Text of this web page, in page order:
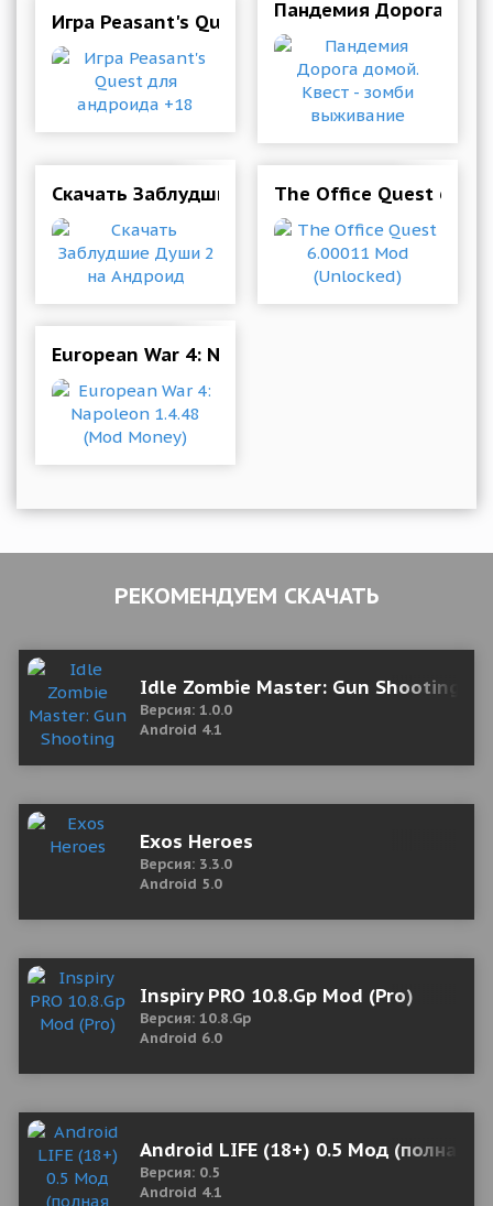
Игра Peasant's Quest для андроида +18
Пандемия Дорога
Скачать Заблудшие Души 2 на Андроид
The Office Quest
European War 4: Napoleon 1.4.48 (Mod Money)
РЕКОМЕНДУЕМ СКАЧАТЬ
Idle Zombie Master: Gun Shooting
Версия: 1.0.0
Android 4.1
Exos Heroes
Версия: 3.3.0
Android 5.0
Inspiry PRO 10.8.Gp Mod (Pro)
Версия: 10.8.Gp
Android 6.0
Android LIFE (18+) 0.5 Мод (полная
Версия: 0.5
Android 4.1